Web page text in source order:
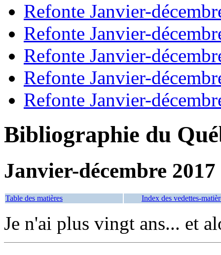
Refonte Janvier-
Refonte Janvier-
Refonte Janvier-
Refonte Janvier-
Refonte Janvier-
Bibliographie du
Janvier-décembre 2017
Table des matières Index des vedettes-
Je n'ai plus vingt ans... et